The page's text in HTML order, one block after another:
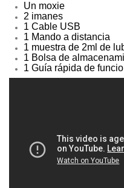
Un moxie
2 imanes
1 Cable USB
1 Mando a distancia
1 muestra de 2ml de
1 Bolsa de
1 Guía rápida de